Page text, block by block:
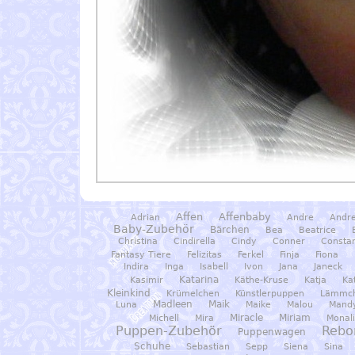
Adrian Affen Affenbaby Andre
Baby-Zubehör Bärchen Bea Beatrice
Christina
Cindirella Cindy Conner
Fantasy Tiere
Felizitas Ferkel Finja Fiona
Indira
Inga Isabell Ivon Jana
Janeck
Kasimir
Katarina Käthe-Kruse Katja
Kleinkind Krümelchen Künstlerpuppen
Luna
Madleen Maik Maike Malou
Michell
Mira Miracle Miriam
Puppen-Zubehör Puppenwagen
Schuhe Sebastian Sepp Siena Sina